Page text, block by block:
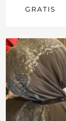
GRATIS